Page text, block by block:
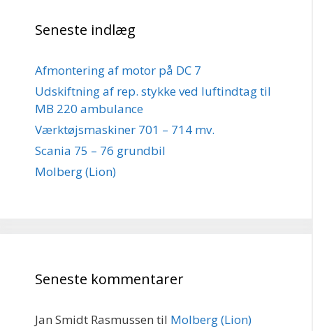
Seneste indlæg
Afmontering af motor på DC 7
Udskiftning af rep. stykke ved luftindtag til
MB 220 ambulance
Værktøjsmaskiner 701 – 714 mv.
Scania 75 – 76 grundbil
Molberg (Lion)
Seneste kommentarer
Jan Smidt Rasmussen til Molberg (Lion)